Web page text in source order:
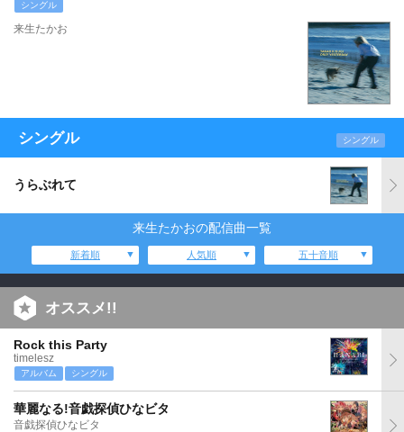
シングル
来生たかお
シングル シングル
うらぶれて
来生たかおの配信曲一覧
新着順 人気順 五十音順
オススメ!!
Rock this Party
timelesz
アルバム シングル
華麗なる!音戯探偵ひなビタ
音戯探偵ひなビタ